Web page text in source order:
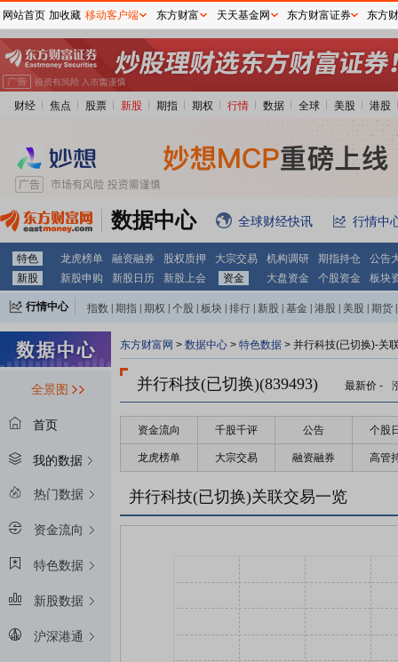
财经 焦点 股票 新股 期指 期权 行情 数据 全球 美股 港股
数据中心 全球财经快讯 行情中
特色 龙虎榜单 融资融券 股权质押 大宗交易 机构调研 期指持仓
公告
新股
新股申购 新股日历 新股上会 资金 大盘资金 个股资金 板块
行情中心 指数 期指 期权 个股 板块 排行 新股 基金 港股 美股 期货
全景图
首页
我的数据
热门数据
资金流向
特色数据
新股数据
沪深港通
东方财富网 > 数据中心 > 特色数据 > 并行科技(已切换)-关
并行科技(已切换)(839493) 最新价 -
资金流向 千股千评 公告 个股
龙虎榜单 大宗交易 融资融券 高管
并行科技(已切换)关联交易一览
网站首页 加收藏 移动客户端 东方财富 天天基金网 东方财富证券 东方